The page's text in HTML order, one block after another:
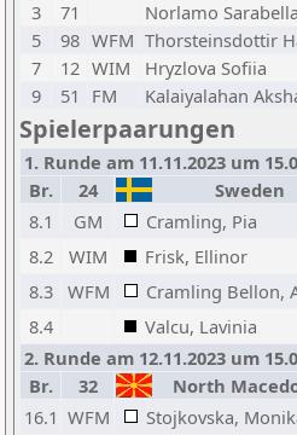
3
71 Norlamo Sarabella
5
98 WFM Thorsteinsdottir
7
12 WIM Hryzlova Sofiia
9
51 FM Kalaiyalahan
Spielerpaarungen
1. Runde am 11.11.2023 um
Br.
24 Sweden
8.1
GM Cramling, Pia
8.2
WIM Frisk, Ellinor
8.3 WFM Cramling Bellon,
8.4
Valcu, Lavinia
2. Runde am 12.11.2023 um
Br.
32 North
16.1 WFM Stojkovska,